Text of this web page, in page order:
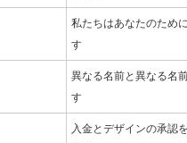
私たちはあなたのため
す
異なる名前と異なる名
す
入金とデザインの承認